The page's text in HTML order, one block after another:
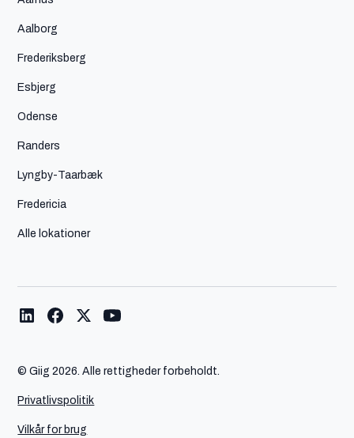
Aalborg
Frederiksberg
Esbjerg
Odense
Randers
Lyngby-Taarbæk
Fredericia
Alle lokationer
© Giig2026. Alle rettigheder forbeholdt.
Privatlivspolitik
Vilkår for brug